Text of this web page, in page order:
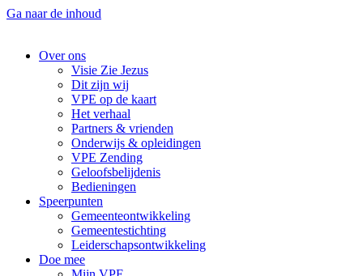
Ga naar de inhoud
Over ons
Visie Zie Jezus
Dit zijn wij
VPE op de kaart
Het verhaal
Partners & vrienden
Onderwijs & opleidingen
VPE Zending
Geloofsbelijdenis
Bedieningen
Speerpunten
Gemeenteontwikkeling
Gemeentestichting
Leiderschapsontwikkeling
Doe mee